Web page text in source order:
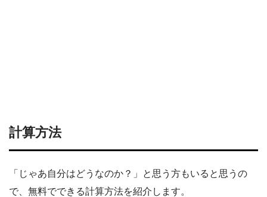
計算方法
「じゃあ自分はどうなのか？」と思う方もいると思うの
で、無料でできる計算方法を紹介します。